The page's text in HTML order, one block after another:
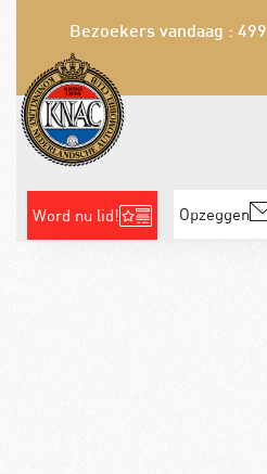
Bezoekers vandaag : 499
Word nu lid! Opzeggen